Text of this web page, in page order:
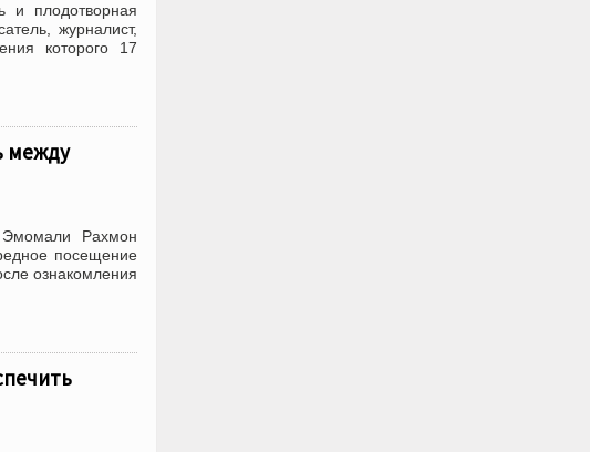
и плодотворная
журналист,
которого 17
между
Рахмон
посещение
ознакомления